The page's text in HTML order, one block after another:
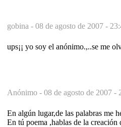
gobina - 08 de agosto de 2007 -
ups¡¡ yo soy el anónimo.,..se me
Anónimo - 08 de agosto de 2007 -
En algún lugar,de las palabras me
En tú poema ,hablas de la creación